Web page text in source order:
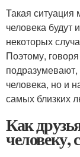
Такая ситуация
человека
некоторых
Поэтому,
подразумевают,
человека, но и
самых близких
Как
человеку,